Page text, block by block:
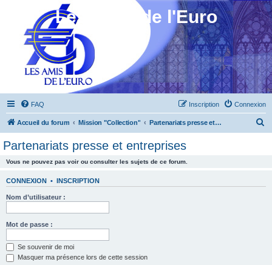
Les Amis de l'Euro
FAQ Connexion
Inscription
Accueil du forum Mission "Collection" Partenariats presse et entreprises
Partenariats presse et entreprises
Vous ne pouvez pas voir ou consulter les sujets de ce forum.
CONNEXION • INSCRIPTION
Nom d’utilisateur :
Mot de passe :
Se souvenir de moi
Masquer ma présence lors de cette session